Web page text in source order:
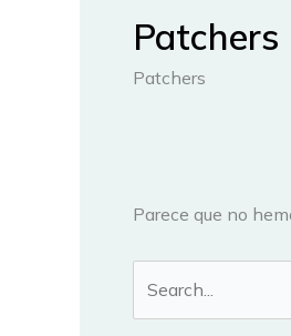
Patchers
Patchers
Parece que no